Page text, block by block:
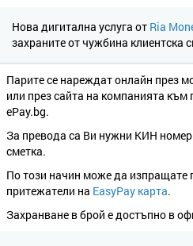
Нова дигитална услуга от Ria
захраните от чужбина клиентска
Парите се нареждат онлайн през
или през сайта на компанията към
ePay.bg.
За превода са Ви нужни КИН
сметка.
По този начин може да изпращате
притежатели на EasyPay карта.
Захранване в брой е достъпно в